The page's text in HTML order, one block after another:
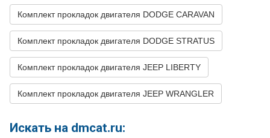
Комплект прокладок двигателя DODGE CARAVAN
Комплект прокладок двигателя DODGE STRATUS
Комплект прокладок двигателя JEEP LIBERTY
Комплект прокладок двигателя JEEP WRANGLER
Искать на dmcat.ru: